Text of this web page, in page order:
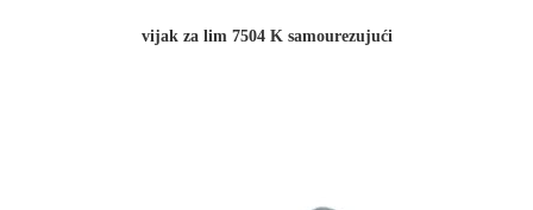
vijak za lim 7504 K samourezujući